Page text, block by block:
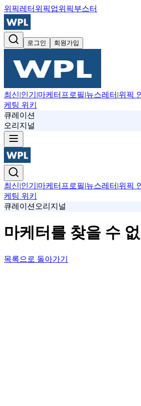
위픽레터 위픽업위픽부스터
로그인 회원가입
최신|인기 |마케터프로필|뉴스레터 |위픽
케팅 위키
큐레이션
오리지널
최신|인기 |마케터프로필|뉴스레터 |위픽
케팅 위키
큐레이션 오리지널
마케터를 찾을 수
목록으로 돌아가기